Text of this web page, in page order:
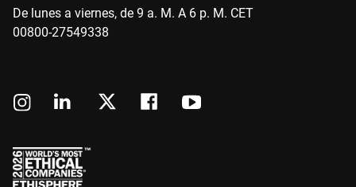
De lunes a viernes, de 9 a. M. A 6 p. M. CET
00800-27549338